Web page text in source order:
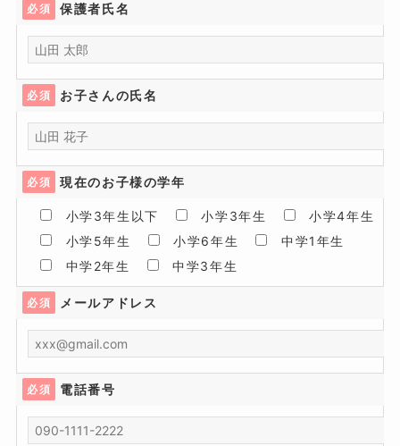
必須 保護者氏名
必須 お子さんの氏名
必須 現在のお子様の学年
小学3年生以下 小学3年生
小学4年生
小学5年生
小学6年生
中学1年生
中学2年生
中学3年生
必須 メールアドレス
必須 電話番号